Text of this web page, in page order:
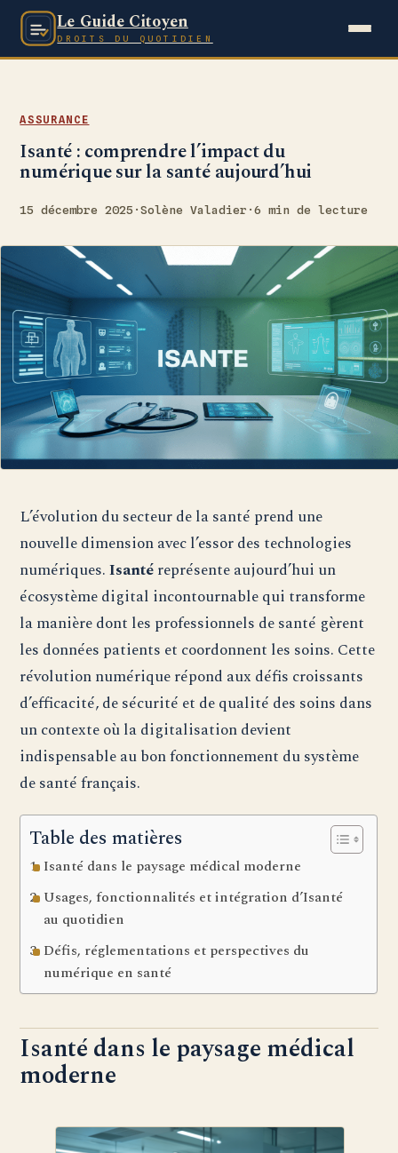
Le Guide Citoyen
DROITS DU QUOTIDIEN
ASSURANCE
Isanté : comprendre l’impact du
numérique sur la santé aujourd’hui
15 décembre 2025 ·Solène Valadier ·6 min de lecture
L’évolution du secteur de la santé prend une
nouvelle dimension avec l’essor des technologies
numériques.Isantéreprésente aujourd’hui un
écosystème digital incontournable qui transforme
la manière dont les professionnels de santé gèrent
les données patients et coordonnent les soins. Cette
révolution numérique répond aux défis croissants
d’efficacité, de sécurité et de qualité des soins dans
un contexte où la digitalisation devient
indispensable au bon fonctionnement du système
de santé français.
Table des matières
Isanté dans le paysage médical moderne
Usages, fonctionnalités et intégration d’Isanté
au quotidien
Défis, réglementations et perspectives du
numérique en santé
Isanté dans le paysage médical
moderne